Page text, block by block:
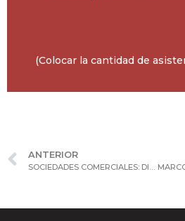
(Colocar la cantidad de
ANTERIOR
SOCIEDADES COMERCIALES: DIRECTORIOS, ASAMBLEAS, CONFLICTOS SOCIETARIOS Y M&A.